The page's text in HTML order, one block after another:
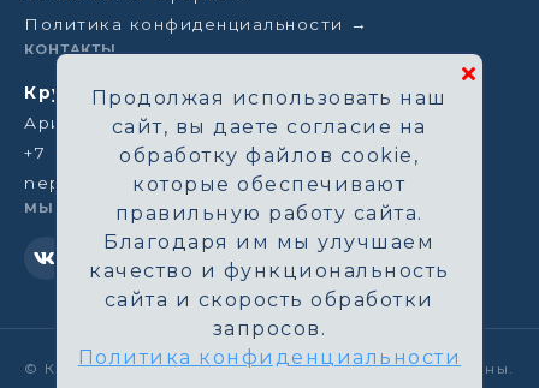
Политика конфиденциальности →
КОНТАКТЫ
Круизная компания Нептун
Аристарховский пер, 3/1, Москва
+7 (964) 583-14-96
neptun@aha.ru
МЫ В СЕТИ
© Круизная компания Нептун. Все права защищены.
Продолжая использовать наш
сайт, вы даете согласие на
обработку файлов cookie,
которые обеспечивают
правильную работу сайта.
Благодаря им мы улучшаем
качество и функциональность
сайта и скорость обработки
запросов.
Политика конфиденциальности